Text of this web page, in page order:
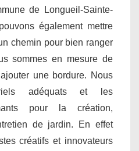
de Longueil-Sainte-
également mettre
chemin pour bien ranger
sommes en mesure de
une bordure. Nous
adéquats et les
pour la création,
de jardin. En effet
créatifs et innovateurs